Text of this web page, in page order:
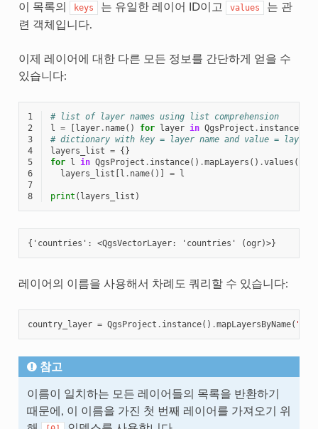
이 목록의 keys 는 유일한 레이어 ID이고 values
는 관
련 객체입니다.
이제 레이어에 대한 다른 모든 정보를 간단하게 얻을 수
있습니다:
1
# list of layer names using list comprehension
2
l = [layer. name() for layer in QgsProject . instance()
3
# dictionary with key = layer name and value = layer
4
layers_list = {}
5
for l in QgsProject . instance() .mapLayers () .values ():
6
layers_list [l . name()] = l
7
8
print ( layers_list )
레이어의 이름을 사용해서 차례도 쿼리할 수 있습니다:
country_layer = QgsProject . instance() .mapLayersByName(
참고
이름이 일치하는 모든 레이어들의 목록을 반환하기
때문에, 이 이름을 가진 첫 번째 레이어를 가져오기 위